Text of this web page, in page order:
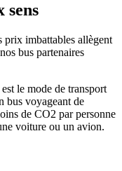
sens
prix imbattables allègent
bus partenaires
le mode de transport
bus voyageant de
de CO2 par personne
voiture ou un avion.